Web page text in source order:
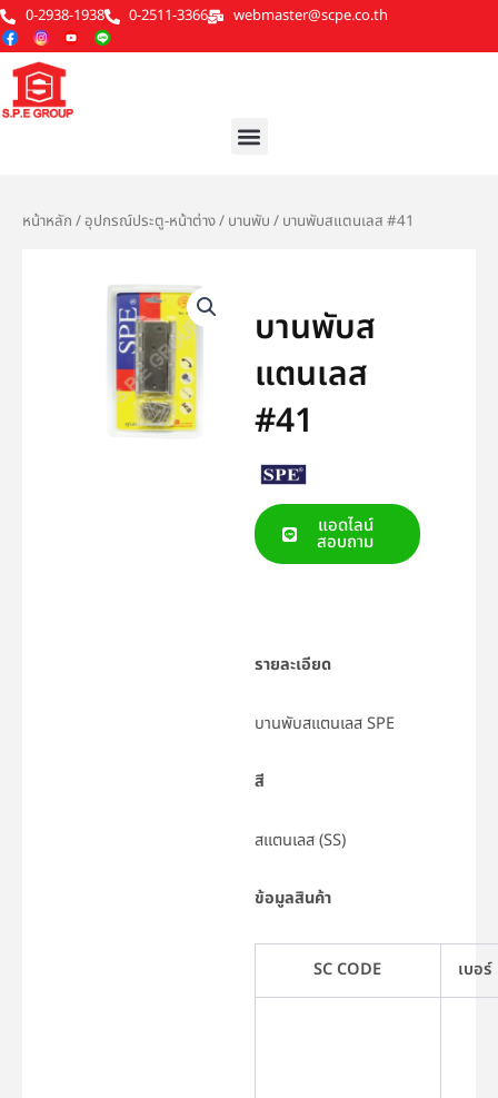
Skip
to
content
0-2938-1938 0-2511-3366 webmaster@scpe.co.th
Menu
หน้าหลัก / อุปกรณ์ประตู-หน้าต่าง/ บานพับ / บานพับสแตนเลส #41
บานพับส
แตนเลส
#41
แอดไลน์
สอบถาม
รายละเอียด
บานพับสแตนเลส SPE
สี
สแตนเลส (SS)
ข้อมูลสินค้า
SC CODE เบอร์